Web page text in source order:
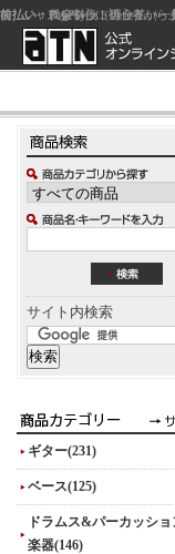
ジャズを中心に初心者から
サイト内検索
ギター(231)
ベース(125)
ドラムス&パーカッシ
楽器(146)
前払い：クレジットカード（一
後払い：代金引換（現金払い・
前払い：PayPay